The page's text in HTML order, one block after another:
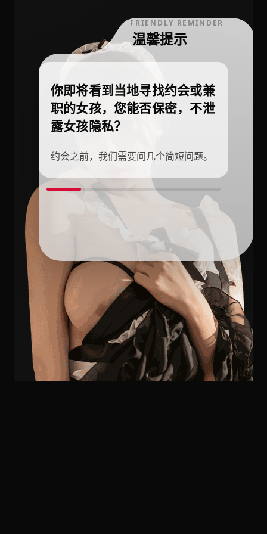
FRIENDLY REMINDER
温馨提示
你即将看到当地寻找约会或兼
职的女孩，您能否保密，不泄
露女孩隐私？
约会之前，我们需要问几个简短问题。